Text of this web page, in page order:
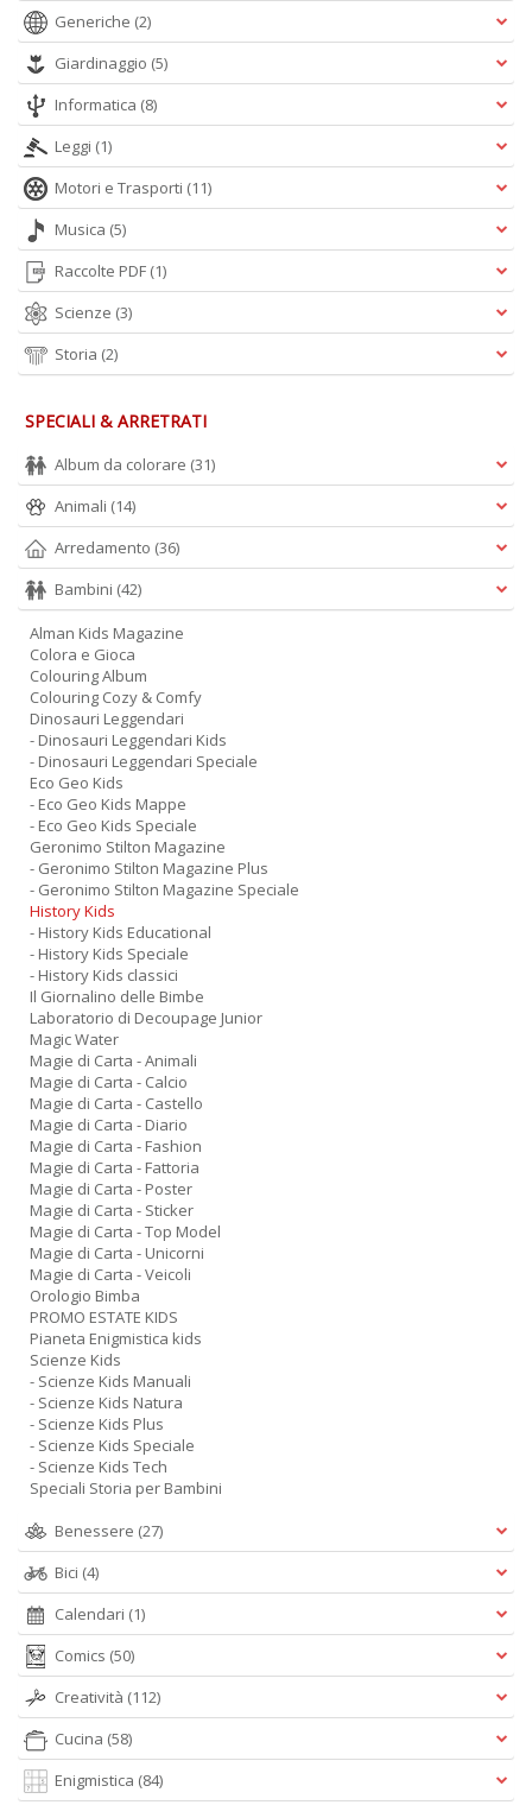
Generiche (2)
Giardinaggio (5)
Informatica (8)
Leggi (1)
Motori e Trasporti (11)
Musica (5)
Raccolte PDF (1)
Scienze (3)
Storia (2)
SPECIALI & ARRETRATI
Album da colorare (31)
Animali (14)
Arredamento (36)
Bambini (42)
Alman Kids Magazine
Colora e Gioca
Colouring Album
Colouring Cozy & Comfy
Dinosauri Leggendari
- Dinosauri Leggendari Kids
- Dinosauri Leggendari Speciale
Eco Geo Kids
- Eco Geo Kids Mappe
- Eco Geo Kids Speciale
Geronimo Stilton Magazine
- Geronimo Stilton Magazine Plus
- Geronimo Stilton Magazine Speciale
History Kids
- History Kids Educational
- History Kids Speciale
- History Kids classici
Il Giornalino delle Bimbe
Laboratorio di Decoupage Junior
Magic Water
Magie di Carta - Animali
Magie di Carta - Calcio
Magie di Carta - Castello
Magie di Carta - Diario
Magie di Carta - Fashion
Magie di Carta - Fattoria
Magie di Carta - Poster
Magie di Carta - Sticker
Magie di Carta - Top Model
Magie di Carta - Unicorni
Magie di Carta - Veicoli
Orologio Bimba
PROMO ESTATE KIDS
Pianeta Enigmistica kids
Scienze Kids
- Scienze Kids Manuali
- Scienze Kids Natura
- Scienze Kids Plus
- Scienze Kids Speciale
- Scienze Kids Tech
Speciali Storia per Bambini
Benessere (27)
Bici (4)
Calendari (1)
Comics (50)
Creatività (112)
Cucina (58)
Enigmistica (84)